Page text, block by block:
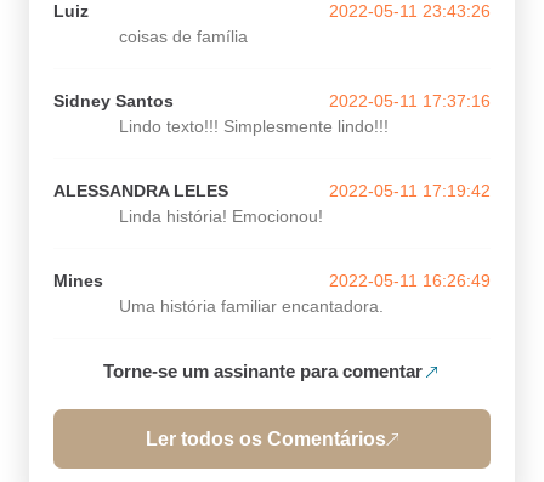
Luiz
2022-05-11 23:43:26
coisas de família
Sidney Santos
2022-05-11 17:37:16
Lindo texto!!! Simplesmente lindo!!!
ALESSANDRA LELES
2022-05-11 17:19:42
Linda história! Emocionou!
Mines
2022-05-11 16:26:49
Uma história familiar encantadora.
Torne-se um assinante para comentar
Ler todos os Comentários